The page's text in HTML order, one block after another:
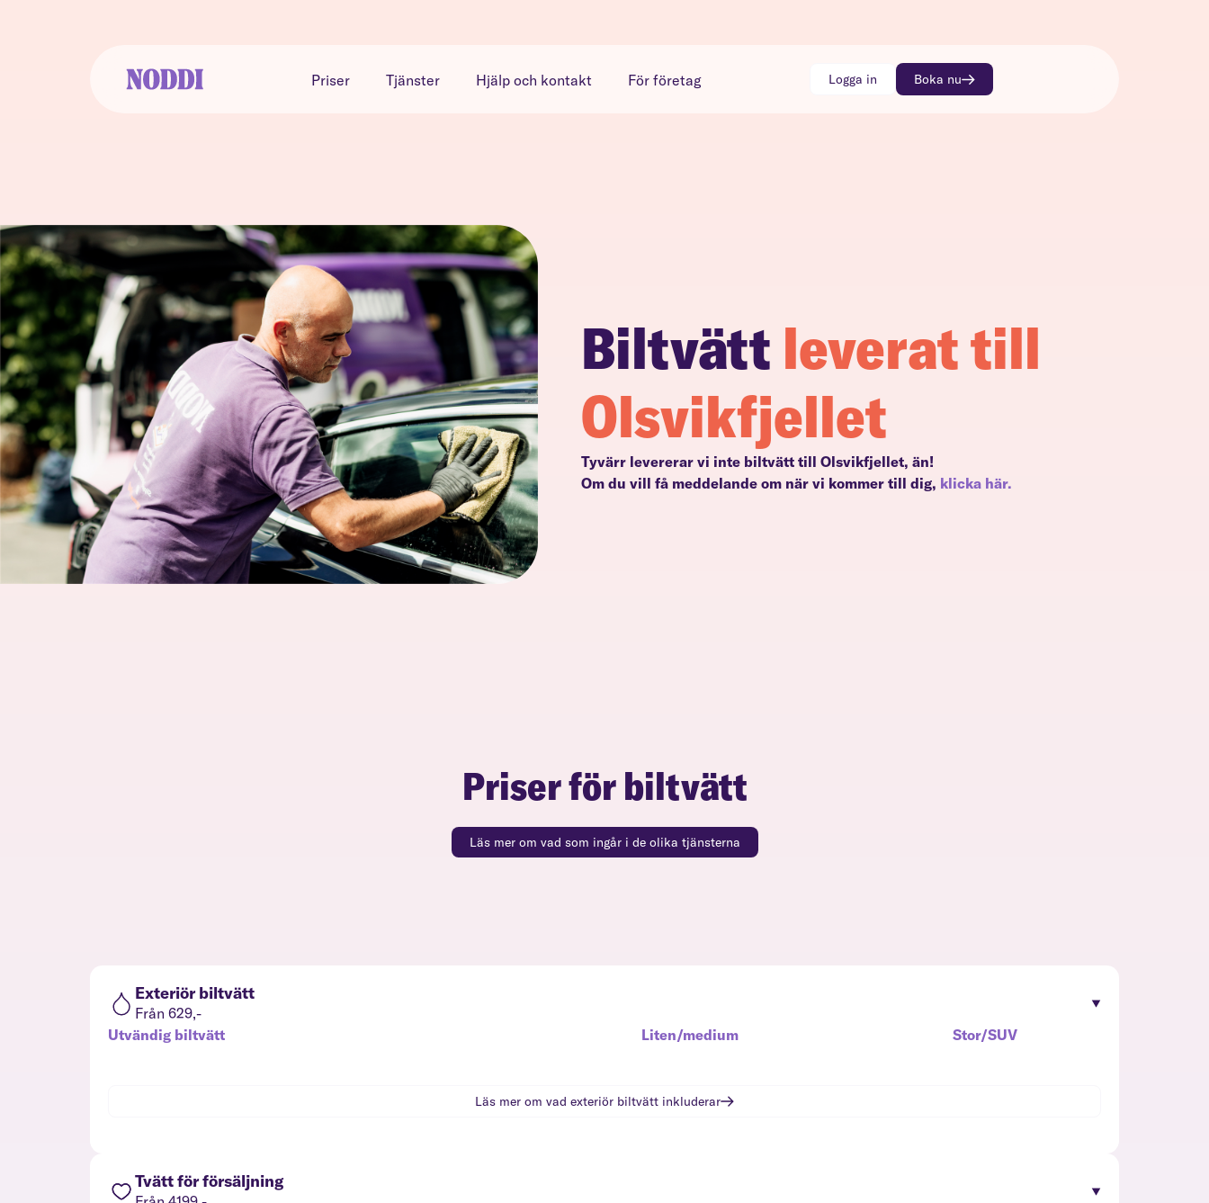
Priser Tjänster Hjälp och kontakt För företag Logga in Boka nu
Biltvätt leverat till
Olsvikfjellet
Tyvärr levererar vi inte biltvätt till Olsvikfjellet, än!
Om du vill få meddelande om när vi kommer till dig, klicka här.
Priser för biltvätt
Läs mer om vad som ingår i de olika tjänsterna
Exteriör biltvätt
Från 629,-
Utvändig biltvätt
Liten/medium Stor/SUV
Läs mer om vad exteriör biltvätt inkluderar
Tvätt för försäljning